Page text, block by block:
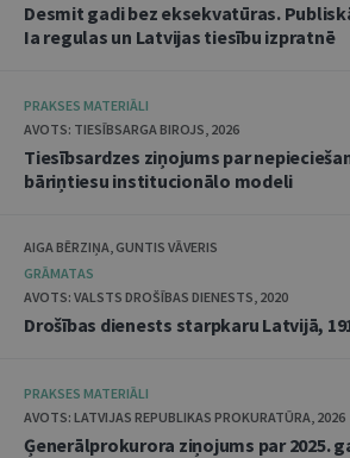
Desmit gadi bez eksekvatūras.
Ia regulas un Latvijas tiesību izpratnē
PRAKSES MATERIĀLI
AVOTS: TIESĪBSARGA BIROJS, 2026
Tiesībsardzes ziņojums par
bāriņtiesu institucionālo modeli
AIGA BĒRZIŅA, GUNTIS VĀVERIS
GRĀMATAS
AVOTS: VALSTS DROŠĪBAS DIENESTS, 2020
Drošības dienests starpkaru Latvijā,
PRAKSES MATERIĀLI
AVOTS: LATVIJAS REPUBLIKAS PROKURATŪRA, 2026
Ģenerālprokurora ziņojums par 2025.